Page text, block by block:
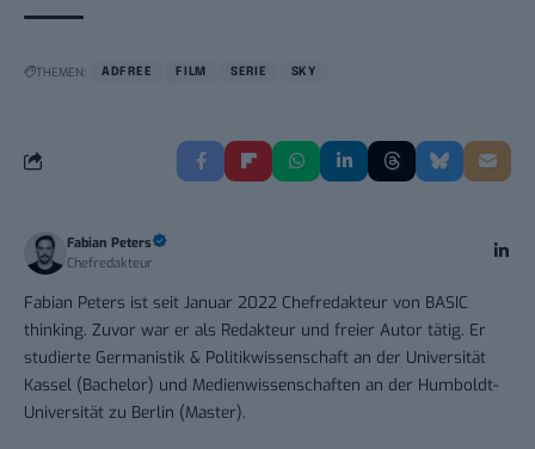
THEMEN: ADFREE FILM SERIE SKY
Fabian Peters
Chefredakteur
Fabian Peters ist seit Januar 2022 Chefredakteur von BASIC
thinking. Zuvor war er als Redakteur und freier Autor tätig. Er
studierte Germanistik & Politikwissenschaft an der Universität
Kassel (Bachelor) und Medienwissenschaften an der Humboldt-
Universität zu Berlin (Master).